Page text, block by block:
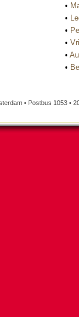
•
•
•
•
•
•
• Postbus 1053 •